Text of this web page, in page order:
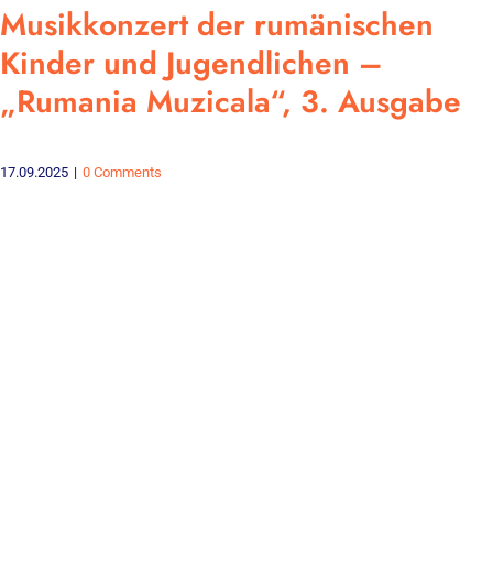
Musikkonzert der rumänischen
Kinder und Jugendlichen –
„Rumania Muzicala“, 3. Ausgabe
17.09.2025 | 0 Comments